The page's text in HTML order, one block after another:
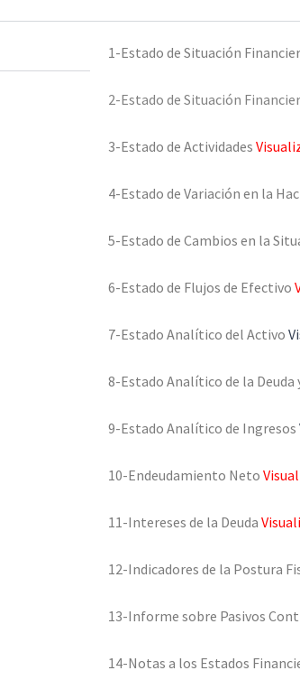
1-Estado de Situación
2-Estado de Situación
3-Estado de Actividades
4-Estado de Variación en la
5-Estado de Cambios en la
6-Estado de Flujos de Efectivo
7-Estado Analítico del Activo
8-Estado Analítico de la Deuda
9-Estado Analítico de Ingresos
10-Endeudamiento Neto
11-Intereses de la Deuda
12-Indicadores de la Postura
13-Informe sobre Pasivos
14-Notas a los Estados